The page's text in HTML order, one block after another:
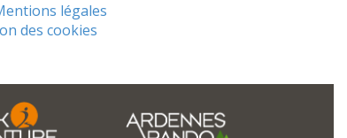
légales
des cookies